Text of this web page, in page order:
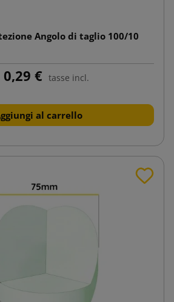
Angolo di taglio 100/10
0,29 € tasse incl.
al carrello